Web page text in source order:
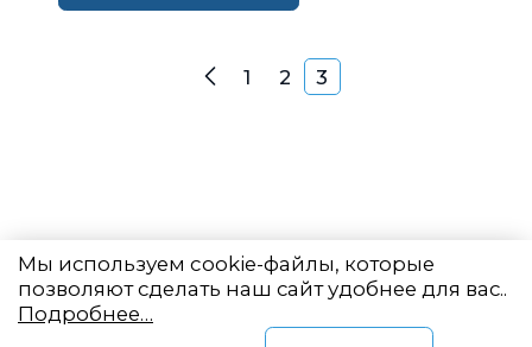
Навигация по
Назад
1 2 3
Мы используем cookie-файлы, которые
позволяют сделать наш сайт удобнее для вас..
Подробнее…